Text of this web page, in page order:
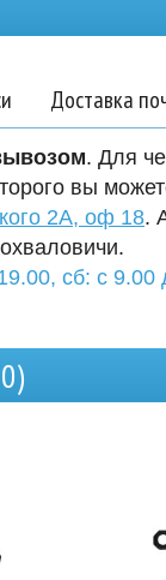
Доставка
. Для
вы
2А, оф 18.
сб: с 9.00